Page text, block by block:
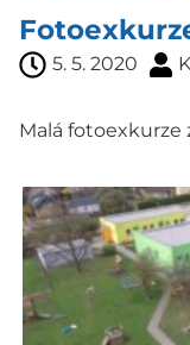
5. 5. 2020
Malá fotoexkurze